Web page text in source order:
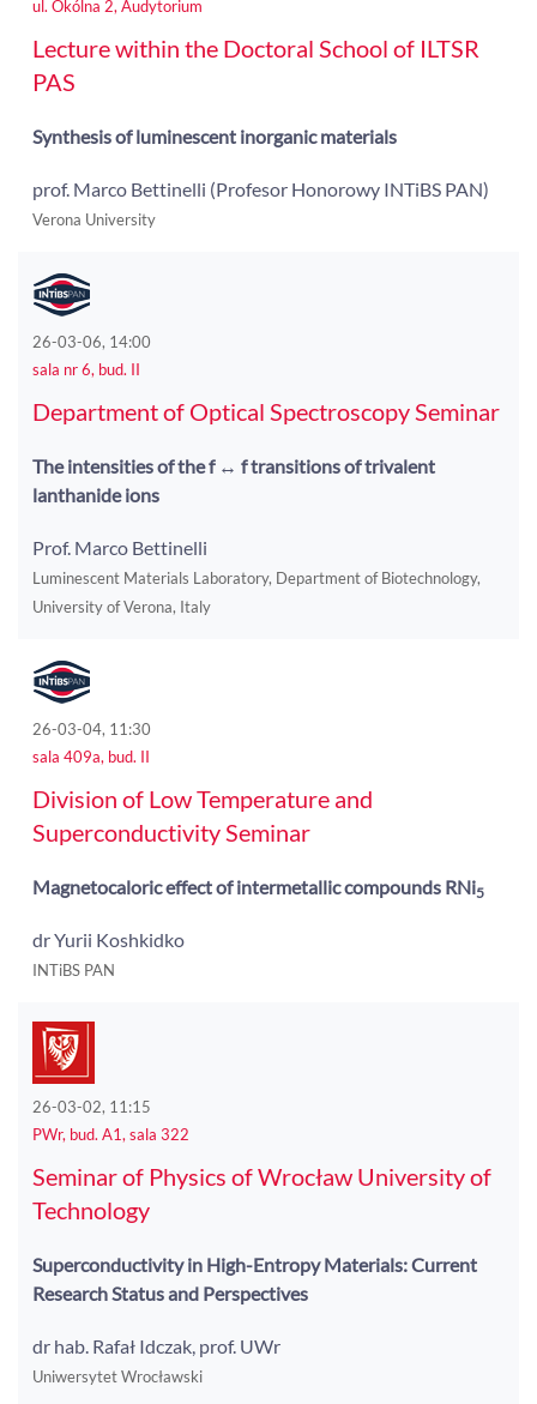
ul. Okólna 2, Audytorium
Lecture within the Doctoral School of ILTSR
PAS
Synthesis of luminescent inorganic materials
prof. Marco Bettinelli (Profesor Honorowy INTiBS PAN)
Verona University
26-03-06, 14:00
sala nr 6, bud. II
Department of Optical Spectroscopy Seminar
The intensities of the f ↔ f transitions of trivalent
lanthanide ions
Prof. Marco Bettinelli
Luminescent Materials Laboratory, Department of Biotechnology,
University of Verona, Italy
26-03-04, 11:30
sala 409a, bud. II
Division of Low Temperature and
Superconductivity Seminar
Magnetocaloric effect of intermetallic compounds RNi5
dr Yurii Koshkidko
INTiBS PAN
26-03-02, 11:15
PWr, bud. A1, sala 322
Seminar of Physics of Wrocław University of
Technology
Superconductivity in High-Entropy Materials: Current
Research Status and Perspectives
dr hab. Rafał Idczak, prof. UWr
Uniwersytet Wrocławski